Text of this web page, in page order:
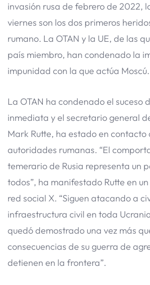
invasión rusa de febrero de 2022,
viernes son los dos primeros
rumano. La OTAN y la UE, de las
país miembro, han condenado la
impunidad con la que actúa Moscú.
La OTAN ha condenado el suceso
inmediata y el secretario general
Mark Rutte, ha estado en contacto
autoridades rumanas. “El
temerario de Rusia representa un
todos”, ha manifestado Rutte en
red social X. “Siguen atacando a
infraestructura civil en toda
quedó demostrado una vez más
consecuencias de su guerra de
detienen en la frontera”.